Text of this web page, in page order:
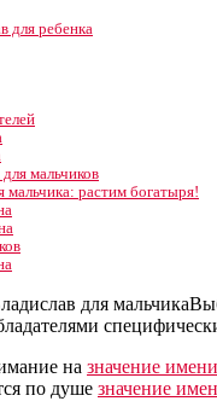
для ребенка
мальчиков
мальчика: растим богатыря!
на значение
по душе значение